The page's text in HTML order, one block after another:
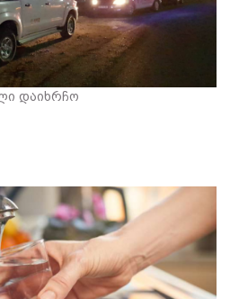
დაიხრჩო